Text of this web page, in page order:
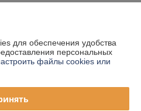
для обеспечения удобства
персональных
файлы cookies или